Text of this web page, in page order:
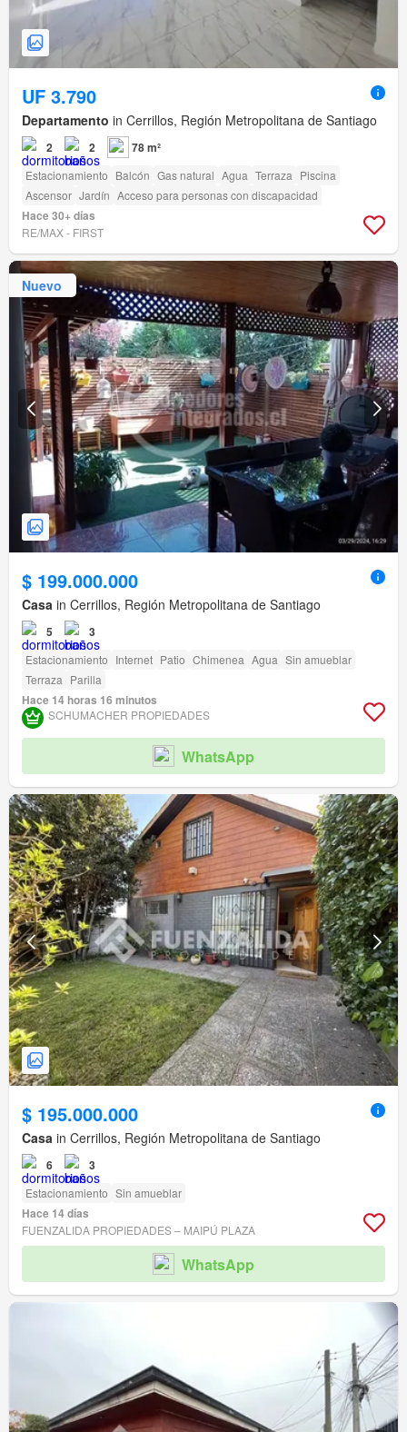
UF 3.790
Departamento in Cerrillos, Región Metropolitana de Santiago
2 2 78 m²
Estacionamiento Balcón Gas natural Agua Terraza Piscina
Ascensor Jardín Acceso para personas con discapacidad
Hace 30+ días
RE/MAX - FIRST
Nuevo
$ 199.000.000
Casa in Cerrillos, Región Metropolitana de Santiago
5 3
Estacionamiento Internet Patio Chimenea Agua Sin amueblar
Terraza Parilla
Hace 14 horas 16 minutos
SCHUMACHER PROPIEDADES
WhatsApp
$ 195.000.000
Casa in Cerrillos, Región Metropolitana de Santiago
6 3
Estacionamiento Sin amueblar
Hace 14 días
FUENZALIDA PROPIEDADES – MAIPÚ PLAZA
WhatsApp